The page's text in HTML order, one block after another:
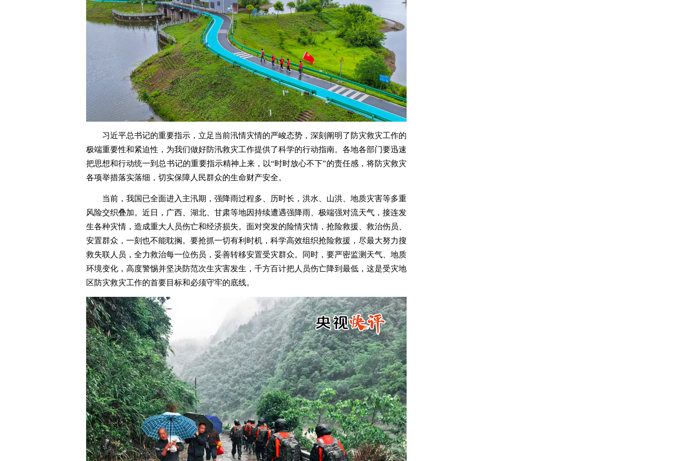
习近平总书记的重要指示，立足当前汛情灾情的严峻态势，深刻阐明了防灾救灾工作的
极端重要性和紧迫性，为我们做好防汛救灾工作提供了科学的行动指南。各地各部门要迅速
把思想和行动统一到总书记的重要指示精神上来，以“时时放心不下”的责任感，将防灾救灾
各项举措落实落细，切实保障人民群众的生命财产安全。
当前，我国已全面进入主汛期，强降雨过程多、历时长，洪水、山洪、地质灾害等多重
风险交织叠加。近日，广西、湖北、甘肃等地因持续遭遇强降雨、极端强对流天气，接连发
生各种灾情，造成重大人员伤亡和经济损失。面对突发的险情灾情，抢险救援、救治伤员、
安置群众，一刻也不能耽搁。要抢抓一切有利时机，科学高效组织抢险救援，尽最大努力搜
救失联人员，全力救治每一位伤员，妥善转移安置受灾群众。同时，要严密监测天气、地质
环境变化，高度警惕并坚决防范次生灾害发生，千方百计把人员伤亡降到最低，这是受灾地
区防灾救灾工作的首要目标和必须守牢的底线。